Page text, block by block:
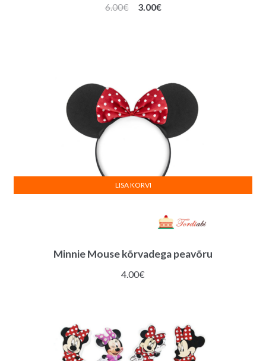
6.00€
Algne
3.00€Praegune
Minnie Mouse kõrvadega peavõru
4.00€
LISA KORVI